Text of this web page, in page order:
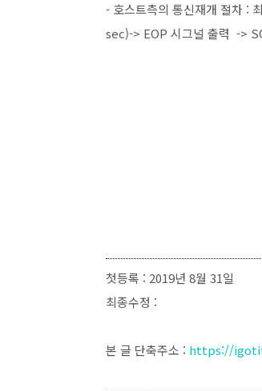
- 호스트측의 통신재개 절차 :
sec)-> EOP 시그널 출력 ->
첫등록 : 2019년 8월 31일
최종수정 :
본 글 단축주소 : https://